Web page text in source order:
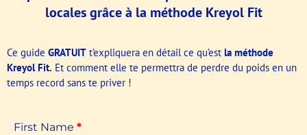
locales grâce à la méthode Kreyol Fit
Ce guide GRATUIT t’expliquera en détail ce qu’est la méthode
Kreyol Fit. Et comment elle te permettra de perdre du poids en un
temps record sans te priver !
First Name *